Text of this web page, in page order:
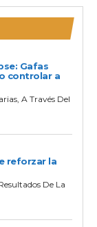
Gafas
controlar a
A Través Del
reforzar la
De La